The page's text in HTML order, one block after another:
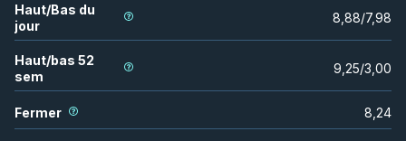
Haut/Bas du
jour
8,88/7,98
Haut/bas 52
sem
9,25/3,00
Fermer 8,24